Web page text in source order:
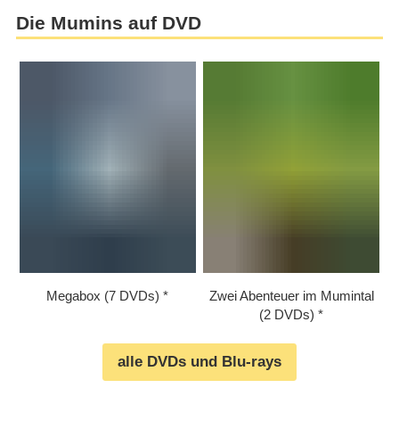
Die Mumins auf DVD
Megabox (7 DVDs)
Zwei Abenteuer im Mumintal
(2 DVDs)
alle DVDs und Blu-rays